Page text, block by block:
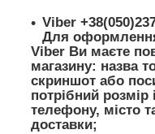
Viber
Для
Viber Ви маєте
магазину: назва
скриншот або
потрібний
телефону, місто
доставки;